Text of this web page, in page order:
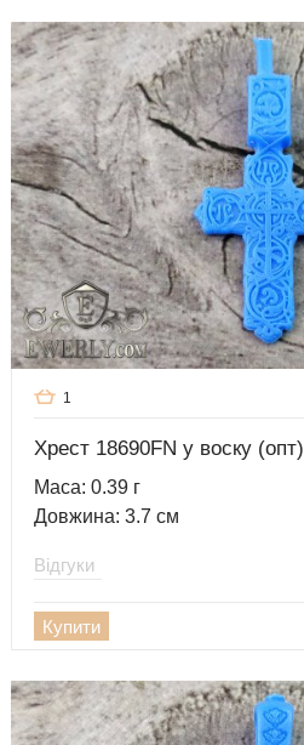
1
Хрест 18690FN у воску (опт)
Маса: 0.39 г
Довжина: 3.7 см
Відгуки
Купити